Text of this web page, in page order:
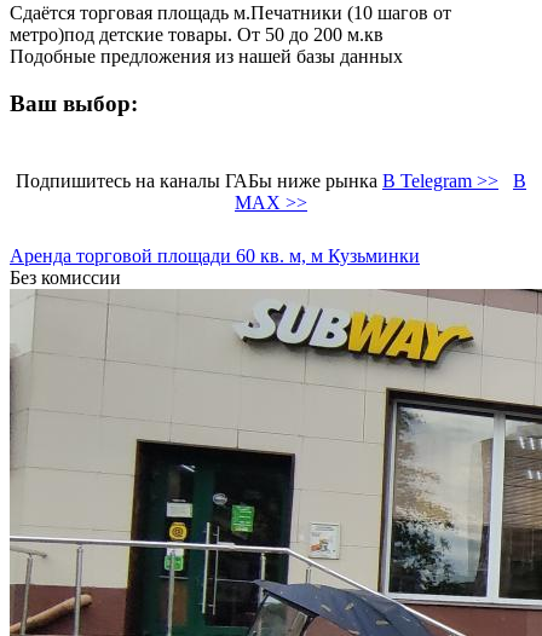
Сдаётся торговая площадь м.Печатники (10 шагов от
метро)под детские товары. От 50 до 200 м.кв
Подобные предложения из нашей базы данных
Ваш выбор:
Подпишитесь на каналы ГАБы ниже рынка В Telegram >>
В
MAX >>
Аренда торговой площади 60 кв. м, м Кузьминки
Без комиссии